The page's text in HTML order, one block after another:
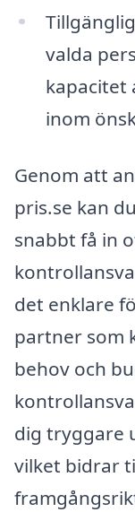
valda
kapacitet
inom
Genom att
pris.se kan
snabbt få in
det enklare
partner som
behov och
dig tryggare
vilket bidrar